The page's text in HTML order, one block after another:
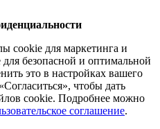
cookie для маркетинга и
для безопасной и оптимальной
это в настройках вашего
чтобы дать
cookie. Подробнее можно
соглашение.